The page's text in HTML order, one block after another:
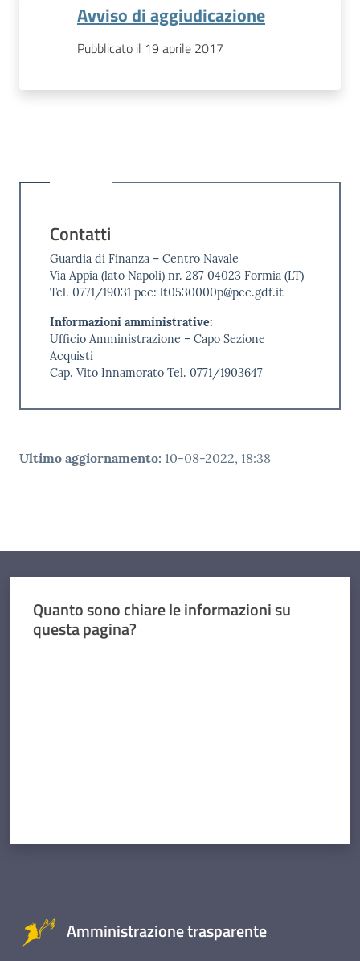
Avviso di aggiudicazione
Pubblicato il 19 aprile 2017
Contatti
Guardia di Finanza – Centro Navale
Via Appia (lato Napoli) nr. 287 04023 Formia (LT)
Tel. 0771/19031 pec: lt0530000p@pec.gdf.it
Informazioni amministrative:
Ufficio Amministrazione – Capo Sezione
Acquisti
Cap. Vito Innamorato Tel. 0771/1903647
Ultimo aggiornamento: 10-08-2022, 18:38
Quanto sono chiare le informazioni su
questa pagina?
Amministrazione trasparente